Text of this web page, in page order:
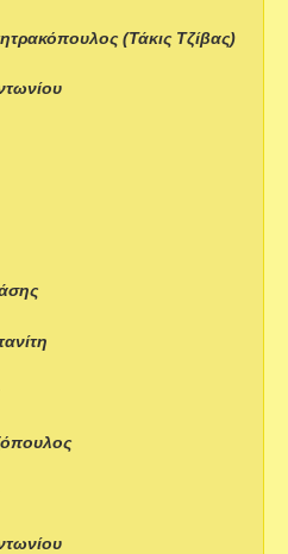
(Τάκις Τζίβας)